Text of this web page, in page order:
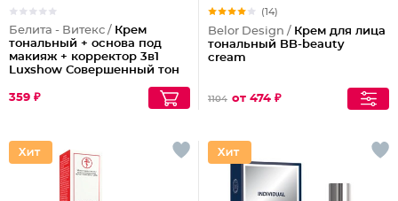
Белита - Витекс / Крем
тональный + основа под
макияж + корректор 3в1
Luxshow Совершенный тон
359 ₽
(14)
Belor Design / Крем для лица
тональный BB-beauty
cream
1104 от 474 ₽